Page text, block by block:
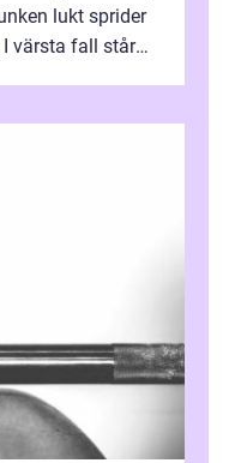
lukt sprider
värsta fall står